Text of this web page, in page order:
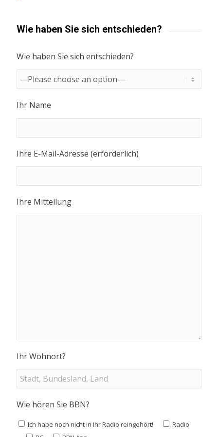
Wie haben Sie sich entschieden?
Wie haben Sie sich entschieden?
Ihr Name
Ihre E-Mail-Adresse (erforderlich)
Ihre Mitteilung
Ihr Wohnort?
Wie hören Sie BBN?
Ich habe noch nicht in Ihr Radio reingehört!
Radio